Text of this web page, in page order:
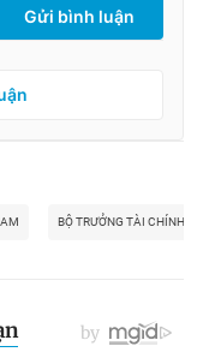
Gửi bình luận
BỘ TRƯỞNG TÀI CHÍNH MỸ